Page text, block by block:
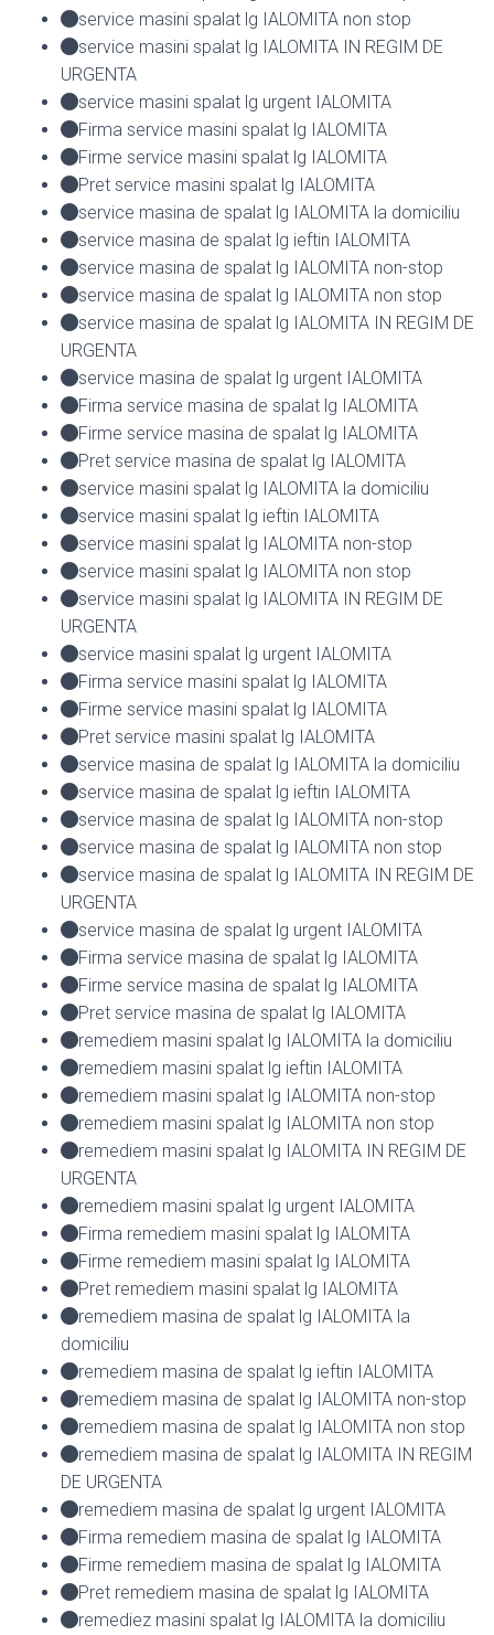
service masini spalat lg IALOMITA non stop
service masini spalat lg IALOMITA IN REGIM DE
URGENTA
service masini spalat lg urgent IALOMITA
Firma service masini spalat lg IALOMITA
Firme service masini spalat lg IALOMITA
Pret service masini spalat lg IALOMITA
service masina de spalat lg IALOMITA la domiciliu
service masina de spalat lg ieftin IALOMITA
service masina de spalat lg IALOMITA non-stop
service masina de spalat lg IALOMITA non stop
service masina de spalat lg IALOMITA IN REGIM DE
URGENTA
service masina de spalat lg urgent IALOMITA
Firma service masina de spalat lg IALOMITA
Firme service masina de spalat lg IALOMITA
Pret service masina de spalat lg IALOMITA
service masini spalat lg IALOMITA la domiciliu
service masini spalat lg ieftin IALOMITA
service masini spalat lg IALOMITA non-stop
service masini spalat lg IALOMITA non stop
service masini spalat lg IALOMITA IN REGIM DE
URGENTA
service masini spalat lg urgent IALOMITA
Firma service masini spalat lg IALOMITA
Firme service masini spalat lg IALOMITA
Pret service masini spalat lg IALOMITA
service masina de spalat lg IALOMITA la domiciliu
service masina de spalat lg ieftin IALOMITA
service masina de spalat lg IALOMITA non-stop
service masina de spalat lg IALOMITA non stop
service masina de spalat lg IALOMITA IN REGIM DE
URGENTA
service masina de spalat lg urgent IALOMITA
Firma service masina de spalat lg IALOMITA
Firme service masina de spalat lg IALOMITA
Pret service masina de spalat lg IALOMITA
remediem masini spalat lg IALOMITA la domiciliu
remediem masini spalat lg ieftin IALOMITA
remediem masini spalat lg IALOMITA non-stop
remediem masini spalat lg IALOMITA non stop
remediem masini spalat lg IALOMITA IN REGIM DE
URGENTA
remediem masini spalat lg urgent IALOMITA
Firma remediem masini spalat lg IALOMITA
Firme remediem masini spalat lg IALOMITA
Pret remediem masini spalat lg IALOMITA
remediem masina de spalat lg IALOMITA la
domiciliu
remediem masina de spalat lg ieftin IALOMITA
remediem masina de spalat lg IALOMITA non-stop
remediem masina de spalat lg IALOMITA non stop
remediem masina de spalat lg IALOMITA IN REGIM
DE URGENTA
remediem masina de spalat lg urgent IALOMITA
Firma remediem masina de spalat lg IALOMITA
Firme remediem masina de spalat lg IALOMITA
Pret remediem masina de spalat lg IALOMITA
remediez masini spalat lg IALOMITA la domiciliu